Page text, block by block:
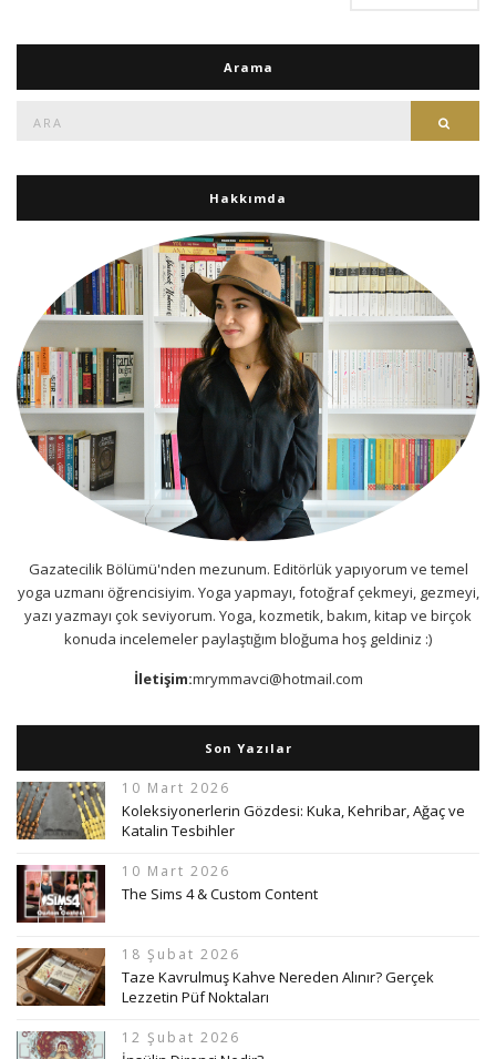
Arama
Hakkımda
Gazatecilik Bölümü'nden mezunum. Editörlük yapıyorum ve temel
yoga uzmanı öğrencisiyim. Yoga yapmayı, fotoğraf çekmeyi, gezmeyi,
yazı yazmayı çok seviyorum. Yoga, kozmetik, bakım, kitap ve birçok
konuda incelemeler paylaştığım bloğuma hoş geldiniz :)
İletişim:mrymmavci@hotmail.com
Son Yazılar
10 Mart 2026
Koleksiyonerlerin Gözdesi: Kuka, Kehribar, Ağaç ve
Katalin Tesbihler
10 Mart 2026
The Sims 4 & Custom Content
18 Şubat 2026
Taze Kavrulmuş Kahve Nereden Alınır? Gerçek
Lezzetin Püf Noktaları
12 Şubat 2026